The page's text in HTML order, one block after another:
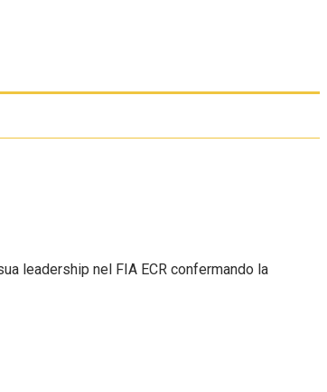
leadership nel FIA ECR confermando la